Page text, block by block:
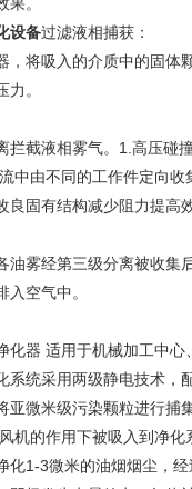
设备过滤液相捕获：
，将吸入的介质中的固体
力。
拦截液相雾气。1.高压碰
中由不同的工作件定向
良固有结构减少阻力提高效
油雾经第三级分离被收集
入空气中。
化器 适用于机械加工中
系统采用两级静电技术，
亚微米级污染颗粒进行捕
机的作用下被吸入到净
化1-3微米的油烟烟尘，